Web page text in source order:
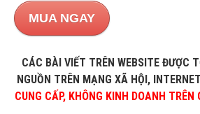
MUA NGAY
CÁC BÀI VIẾT TRÊN WEBSITE ĐƯỢC
NGUỒN TRÊN MẠNG XÃ HỘI,
CUNG CẤP, KHÔNG KINH DOANH